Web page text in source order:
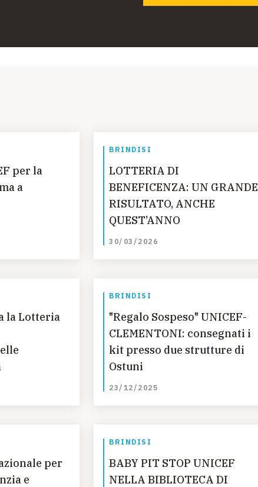
per la
a
BRINDISI
LOTTERIA DI
BENEFICENZA: UN GRANDE
RISULTATO, ANCHE
QUEST’ANNO
30/03/2026
la Lotteria
BRINDISI
"Regalo Sospeso" UNICEF-
CLEMENTONI: consegnati i
kit presso due strutture di
Ostuni
23/12/2025
per
e
BRINDISI
BABY PIT STOP UNICEF
NELLA BIBLIOTECA DI